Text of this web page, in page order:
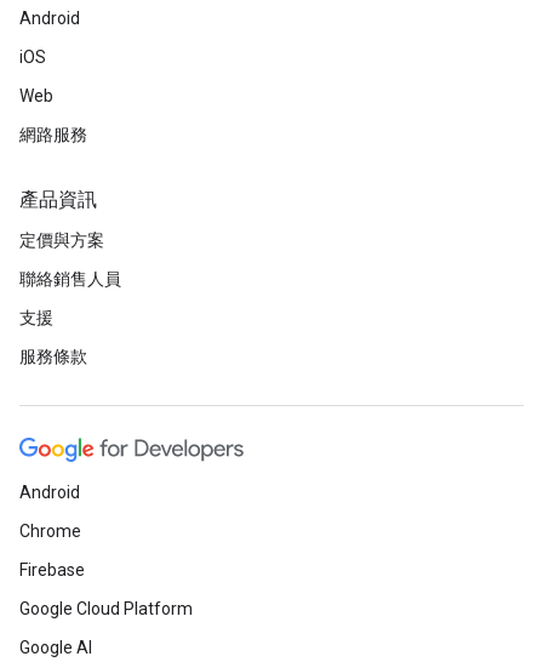
Android
iOS
Web
網路服務
產品資訊
定價與方案
聯絡銷售人員
支援
服務條款
Android
Chrome
Firebase
Google Cloud Platform
Google AI